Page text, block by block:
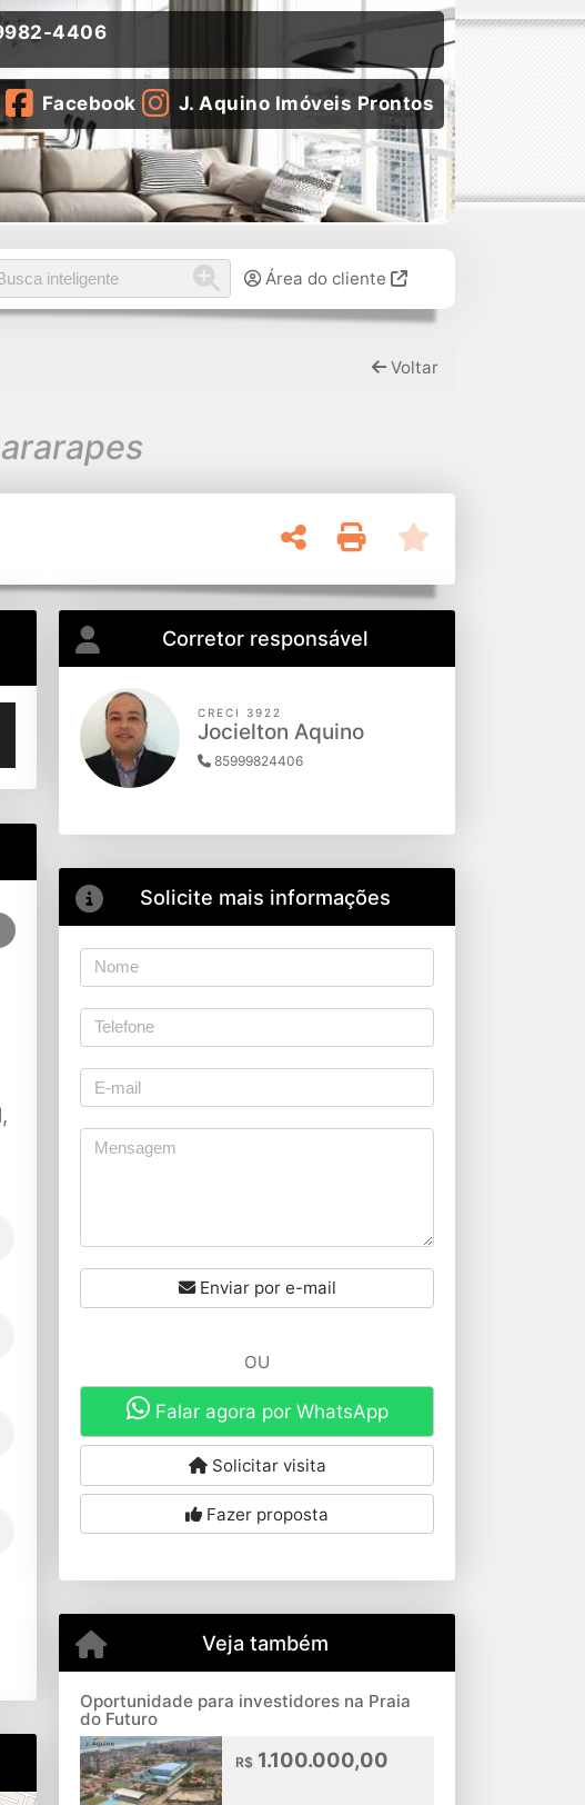
4406
Facebook J. Aquino Imóveis Prontos
Área do cliente
Voltar
Corretor responsável
CRECI 3922
Jocielton Aquino
85999824406
Solicite mais informações
Enviar por e-mail
OU
Falar agora por WhatsApp
Solicitar visita
Fazer proposta
Veja também
Oportunidade para investidores na Praia
do Futuro
R$1.100.000,00